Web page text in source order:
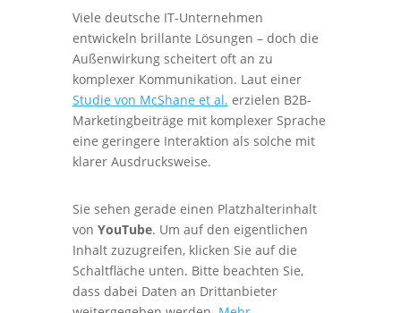
Viele deutsche IT-Unternehmen
entwickeln brillante Lösungen – doch die
Außenwirkung scheitert oft an zu
komplexer Kommunikation. Laut einer
Studie von McShane et al. erzielen B2B-
Marketingbeiträge mit komplexer Sprache
eine geringere Interaktion als solche mit
klarer Ausdrucksweise.
Sie sehen gerade einen Platzhalterinhalt
von YouTube. Um auf den eigentlichen
Inhalt zuzugreifen, klicken Sie auf die
Schaltfläche unten. Bitte beachten Sie,
dass dabei Daten an Drittanbieter